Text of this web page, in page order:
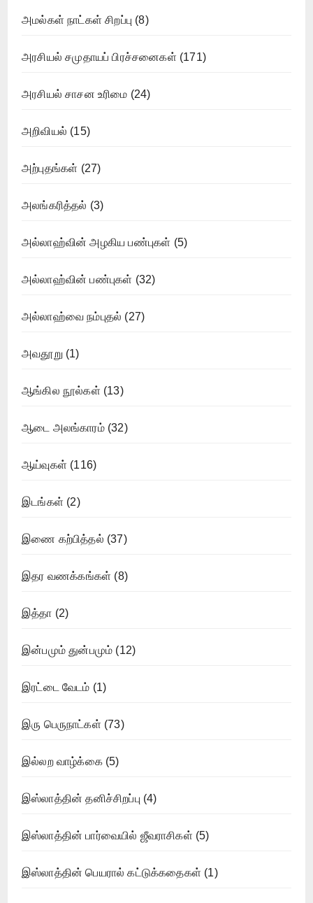
அமல்கள் நாட்கள் சிறப்பு (8)
அரசியல் சமுதாயப் பிரச்சனைகள் (171)
அரசியல் சாசன உரிமை (24)
அறிவியல் (15)
அற்புதங்கள் (27)
அலங்கரித்தல் (3)
அல்லாஹ்வின் அழகிய பண்புகள் (5)
அல்லாஹ்வின் பண்புகள் (32)
அல்லாஹ்வை நம்புதல் (27)
அவதூறு (1)
ஆங்கில நூல்கள் (13)
ஆடை அலங்காரம்(32)
ஆய்வுகள் (116)
இடங்கள் (2)
இணை கற்பித்தல் (37)
இதர வணக்கங்கள் (8)
இத்தா (2)
இன்பமும் துன்பமும் (12)
இரட்டை வேடம் (1)
இரு பெருநாட்கள் (73)
இல்லற வாழ்க்கை(5)
இஸ்லாத்தின் தனிச்சிறப்பு (4)
இஸ்லாத்தின் பார்வையில் ஜீவராசிகள் (5)
இஸ்லாத்தின் பெயரால் கட்டுக்கதைகள் (1)